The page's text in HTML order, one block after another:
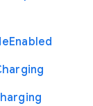
秒）",
Enabled